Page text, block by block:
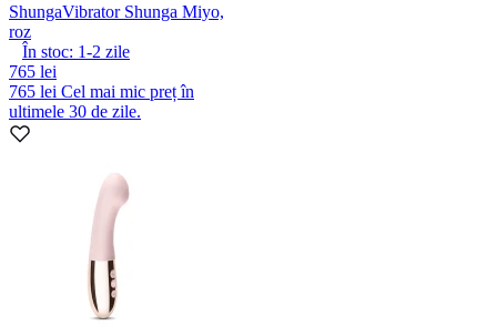
ShungaVibrator Shunga Miyo,
roz
În stoc: 1-2 zile
765 lei
765 lei Cel mai mic preț în
ultimele 30 de zile.